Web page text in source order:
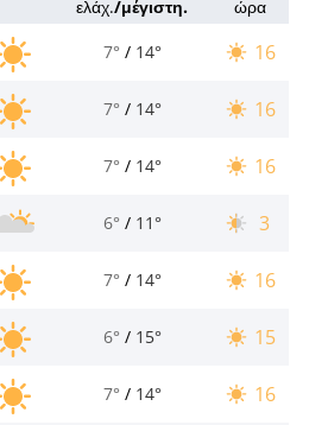
ελάχ./μέγιστη.
ώρα
7° / 14° 16
7° / 14° 16
7° / 14° 16
6° / 11° 3
7° / 14° 16
6° / 15° 15
7° / 14° 16